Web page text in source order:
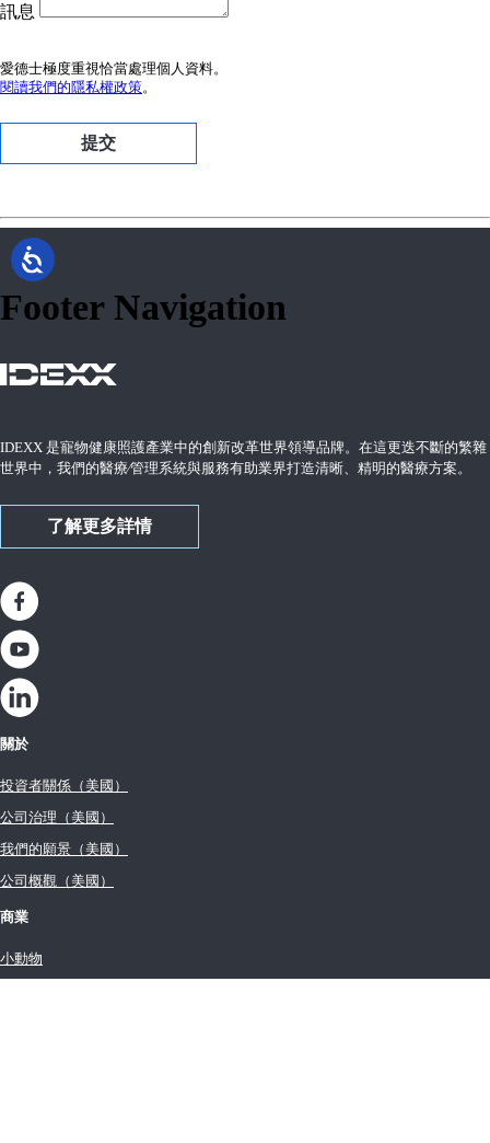
訊息
愛德士極度重視恰當處理個人資料。
閱讀我們的隱私權政策。
提交
Footer Navigation
IDEXX 是寵物健康照護產業中的創新改革世界領導品牌。在這更迭不斷的繁雜
世界中，我們的醫療∕管理系統與服務有助業界打造清晰、精明的醫療方案。
了解更多詳情
關於
投資者關係（美國）
公司治理（美國）
我們的願景（美國）
公司概觀（美國）
商業
小動物